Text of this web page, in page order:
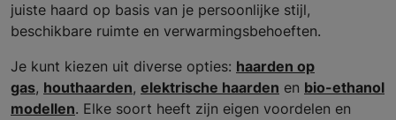
juiste haard op basis van je persoonlijke stijl,
beschikbare ruimte en verwarmingsbehoeften.
Je kunt kiezen uit diverse opties: haarden op
gas, houthaarden, elektrische haarden en bio-ethanol
modellen. Elke soort heeft zijn eigen voordelen en